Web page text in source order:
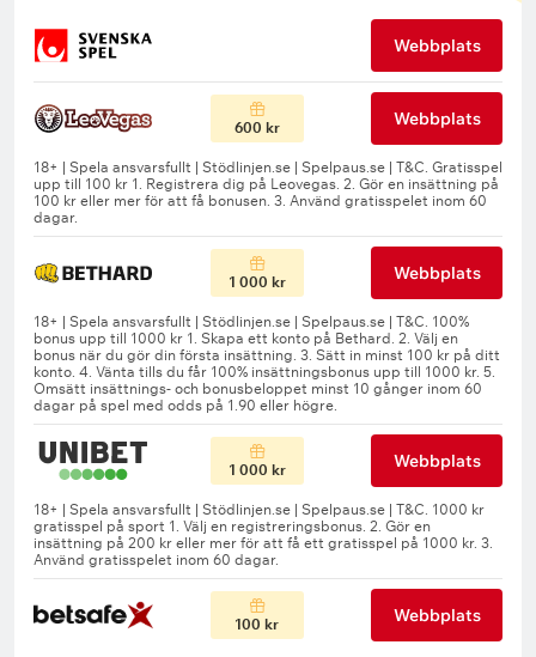
Webbplats
600 kr Webbplats
1 000 kr Webbplats
1 000 kr Webbplats
100 kr Webbplats